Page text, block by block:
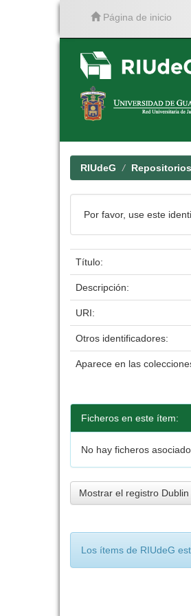
Página de inicio
RIUdeG
Por favor, use este
Título:
Descripción:
URI:
Otros identificadores:
Aparece en las
Ficheros en este ítem:
No hay ficheros
Mostrar el registro
Los ítems de RIUdeG